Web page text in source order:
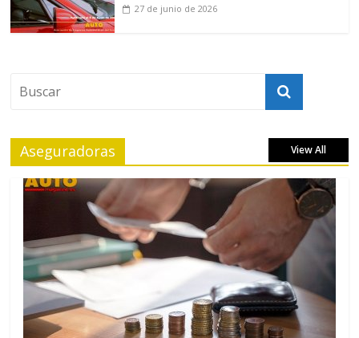
27 de junio de 2026
Aseguradoras View All